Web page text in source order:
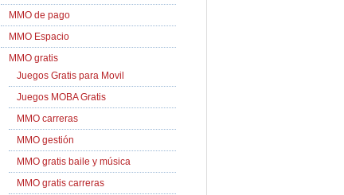
MMO de pago
MMO Espacio
MMO gratis
Juegos Gratis para Movil
Juegos MOBA Gratis
MMO carreras
MMO gestión
MMO gratis baile y música
MMO gratis carreras